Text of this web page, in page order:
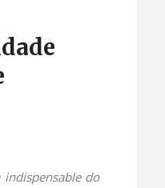
indispensable do